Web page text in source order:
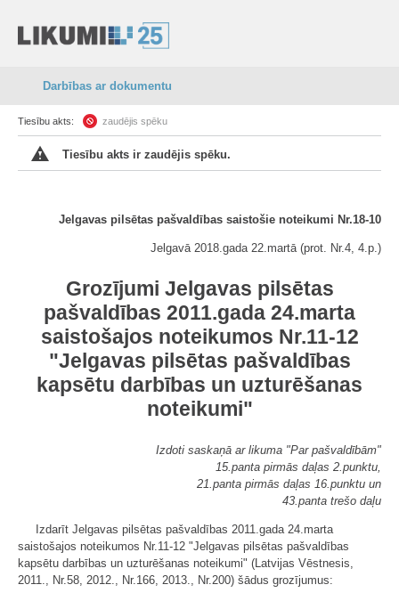
Darbības ar dokumentu
Tiesību akts: zaudējis spēku
Tiesību akts ir zaudējis spēku.
Jelgavas pilsētas pašvaldības saistošie noteikumi Nr.18-10
Jelgavā 2018.gada 22.martā (prot. Nr.4, 4.p.)
Grozījumi Jelgavas pilsētas
pašvaldības 2011.gada 24.marta
saistošajos noteikumos Nr.11-12
"Jelgavas pilsētas pašvaldības
kapsētu darbības un uzturēšanas
noteikumi"
Izdoti saskaņā ar likuma "Par pašvaldībām"
15.panta pirmās daļas 2.punktu,
21.panta pirmās daļas 16.punktu un
43.panta trešo daļu
Izdarīt Jelgavas pilsētas pašvaldības 2011.gada 24.marta
saistošajos noteikumos Nr.11-12 "Jelgavas pilsētas pašvaldības
kapsētu darbības un uzturēšanas noteikumi" (Latvijas Vēstnesis,
2011., Nr.58, 2012., Nr.166, 2013., Nr.200) šādus grozījumus: